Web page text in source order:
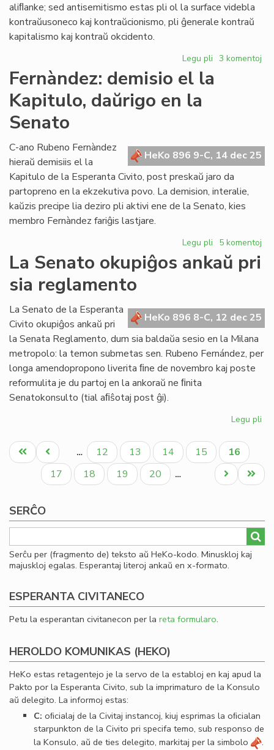
aliﬂanke; sed antisemitismo estas pli ol la surface videbla
kontraŭusoneco kaj kontraŭcionismo, pli ĝenerale kontraŭ
kapitalismo kaj kontraŭ okcidento.
Legu pli pri
Tage
3 komentoj
Fernàndez: demisio el la
Kapitulo, daŭrigo en la
Senato
HeKo 896 9-C, 14 dec 25
C-ano Rubeno Fernàndez
hieraŭ demisiis el la
Kapitulo de la Esperanta Civito, post preskaŭ jaro da
partopreno en la ekzekutiva povo. La demision, interalie,
kaŭzis precipe lia deziro pli aktivi ene de la Senato, kies
membro Fernàndez fariĝis lastjare.
Legu pli pri
Fernàndez:
demisio
Kapitulo,
daŭrigo
en
la
Senato
5 komentoj
La Senato okupiĝos ankaŭ pri
sia reglamento
HeKo 896 8-C, 12 dec 25
La Senato de la Esperanta
Civito okupiĝos ankaŭ pri
la Senata Reglamento, dum sia baldaŭa sesio en la Milana
metropolo: la temon submetas sen. Rubeno Fernández, per
longa amendopropono liverita ﬁne de novembro kaj poste
reformulita je du partoj en la ankoraŭ ne ﬁnita
Senatokonsulto (tial aﬁŝotaj post ĝi).
Legu pli
pri
Pagination
Unua
paĝo
Antaŭa
paĝo
… Paĝo
12 Paĝo
13 Paĝo
14 Paĝo
15
Aktuala
paĝo
16
Paĝo
17 Paĝo
18 Paĝo
19 Paĝo
20 …
Last
page
Next
page
SERĈO
Serĉu per (fragmento de) teksto aŭ HeKo-kodo. Minuskloj kaj
majuskloj egalas. Esperantaj literoj ankaŭ en x-formato.
ESPERANTA CIVITANECO
Petu la esperantan civitanecon per la reta formularo.
HEROLDO KOMUNIKAS (HEKO)
HeKo estas retagentejo je la servo de la establoj en kaj apud la
Pakto por la Esperanta Civito, sub la imprimaturo de la Konsulo
aŭ delegito. La informoj estas:
C: oﬁcialaj de la Civitaj instancoj, kiuj esprimas la oﬁcialan
starpunkton de la Civito pri specifa temo, sub responso de
la Konsulo, aŭ de ties delegito, markitaj per la simbolo
.